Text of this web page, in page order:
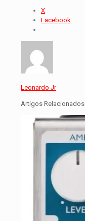
X
Facebook
Leonardo Jr
Artigos Relacionados